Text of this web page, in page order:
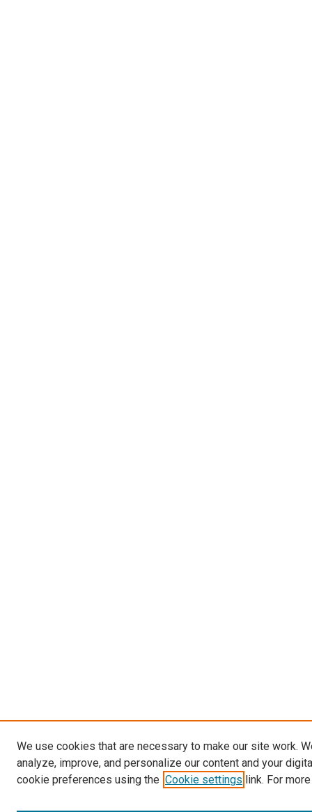
We use cookies that are necessary to make our site work.
analyze, improve, and personalize our content and your
cookie preferences using the Cookie settings link. For